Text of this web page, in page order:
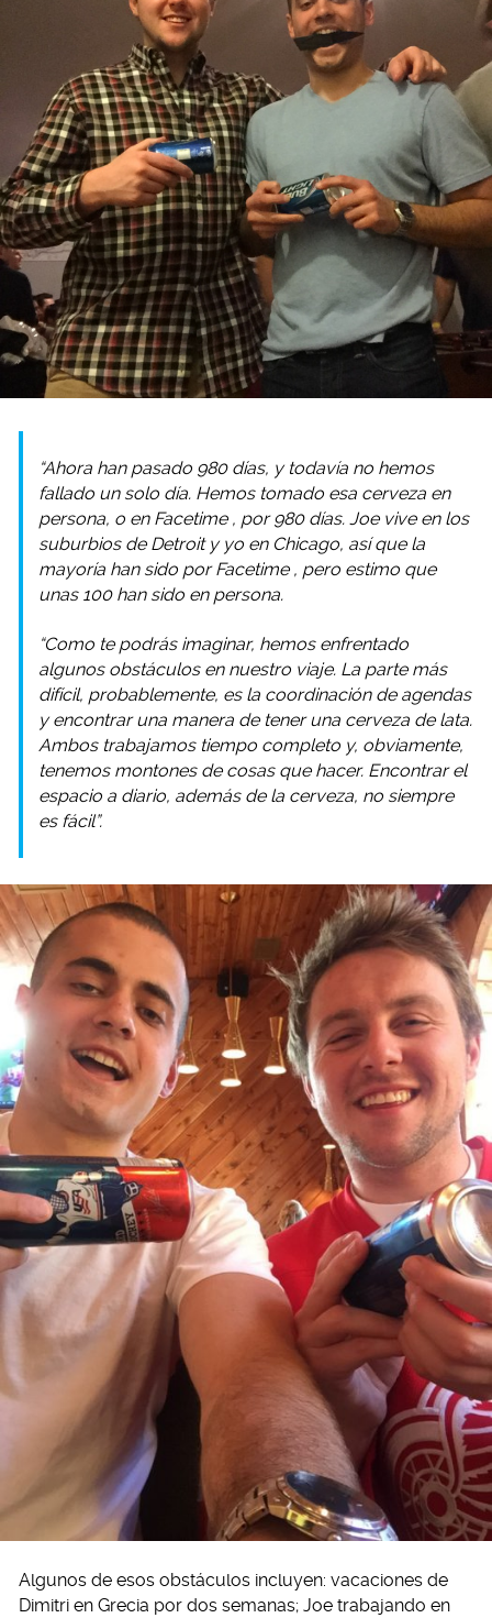
“Ahora han pasado 980 días, y todavía no hemos
fallado un solo día. Hemos tomado esa cerveza en
persona, o en Facetime , por 980 días. Joe vive en los
suburbios de Detroit y yo en Chicago, así que la
mayoría han sido porFacetime , pero estimo que
unas 100 han sido en persona.
“Como te podrás imaginar, hemos enfrentado
algunos obstáculos en nuestro viaje. La parte más
difícil, probablemente, es la coordinación de agendas
y encontrar una manera de tener una cerveza de lata.
Ambos trabajamos tiempo completo y, obviamente,
tenemos montones de cosas que hacer. Encontrar el
espacio a diario, además de la cerveza, no siempre
es fácil”.
Algunos de esos obstáculos incluyen: vacaciones de
Dimitri en Grecia por dos semanas; Joe trabajando en